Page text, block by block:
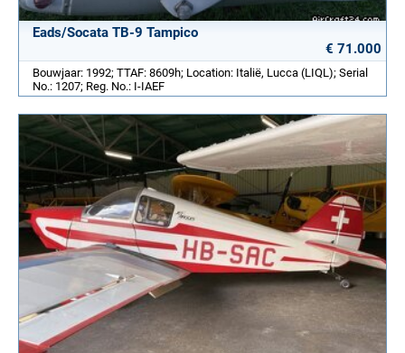
Eads/Socata TB-9 Tampico
€ 71.000
Bouwjaar: 1992; TTAF: 8609h; Location: Italië, Lucca (LIQL); Serial
No.: 1207; Reg. No.: I-IAEF